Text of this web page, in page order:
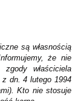
są własnością
że nie
właściciela
z dn. 4 lutego 1994
Kto nie stosuje